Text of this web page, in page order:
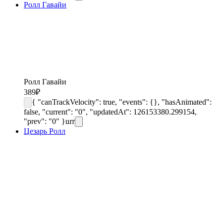
Ролл Гавайи
Ролл Гавайи
389₽
{ "canTrackVelocity": true, "events": {}, "hasAnimated":
false, "current": "0", "updatedAt": 126153380.299154,
"prev": "0" }шт
Цезарь Ролл